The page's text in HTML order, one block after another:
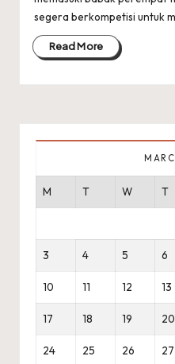
segera berkompetisi untuk
Read More
M T W T
3 4 5 6
10 11 12 13
17 18 19 20
24 25 26 27